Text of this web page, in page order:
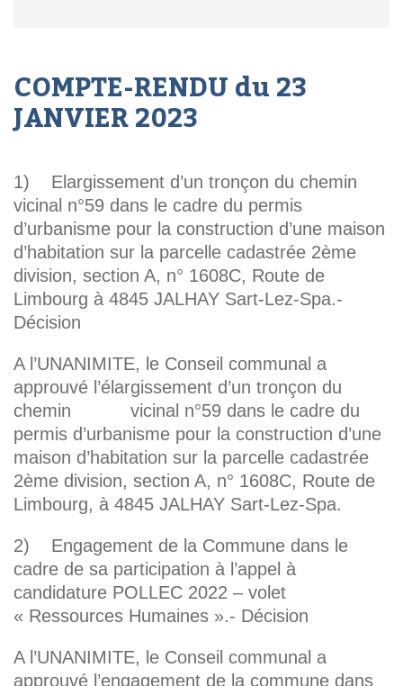
COMPTE-RENDU du 23
JANVIER 2023
1) Elargissement d’un tronçon du chemin
vicinal n°59 dans le cadre du permis
d’urbanisme pour la construction d’une maison
d’habitation sur la parcelle cadastrée 2ème
division, section A, n° 1608C, Route de
Limbourg à 4845 JALHAY Sart-Lez-Spa.-
Décision
A l’UNANIMITE, le Conseil communal a
approuvé l’élargissement d’un tronçon du
chemin vicinal n°59 dans le cadre du
permis d’urbanisme pour la construction d’une
maison d’habitation sur la parcelle cadastrée
2ème division, section A, n° 1608C, Route de
Limbourg, à 4845 JALHAY Sart-Lez-Spa.
2) Engagement de la Commune dans le
cadre de sa participation à l’appel à
candidature POLLEC 2022 – volet
« Ressources Humaines ».- Décision
A l’UNANIMITE, le Conseil communal a
approuvé l’engagement de la commune dans